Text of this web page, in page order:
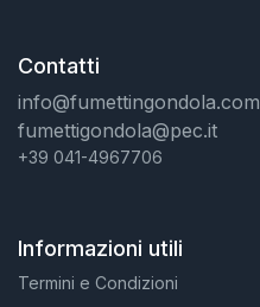
Contatti
info@fumettingondola.com
fumettigondola@pec.it
+39 041-4967706
Informazioni utili
Termini e Condizioni